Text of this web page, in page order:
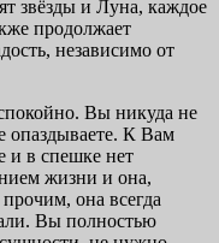
звёзды и Луна, каждое
продолжает
независимо от
Вы никуда не
опаздываете. К Вам
и в спешке нет
жизни и она,
она всегда
Вы полностью